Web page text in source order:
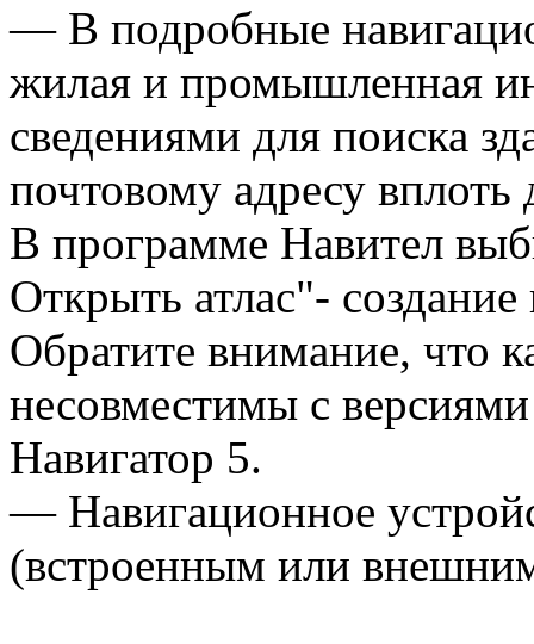
— В подробные
жилая и промышленная
сведениями для поиска
почтовому адресу вплоть
В программе Навител
Открыть атлас"- создание
Обратите внимание, что
несовместимы с
Навигатор 5.
— Навигационное
(встроенным или